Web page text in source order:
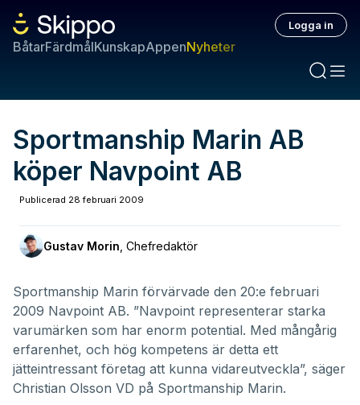
BåtarFärdmålKunskapAppenNyheter
Logga in
Sportmanship Marin AB
köper Navpoint AB
Publicerad 28 februari 2009
Gustav Morin Chefredaktör
Sportmanship Marin förvärvade den 20:e februari
2009 Navpoint AB. ”Navpoint representerar starka
varumärken som har enorm potential. Med mångårig
erfarenhet, och hög kompetens är detta ett
jätteintressant företag att kunna vidareutveckla”, säger
Christian Olsson VD på Sportmanship Marin.